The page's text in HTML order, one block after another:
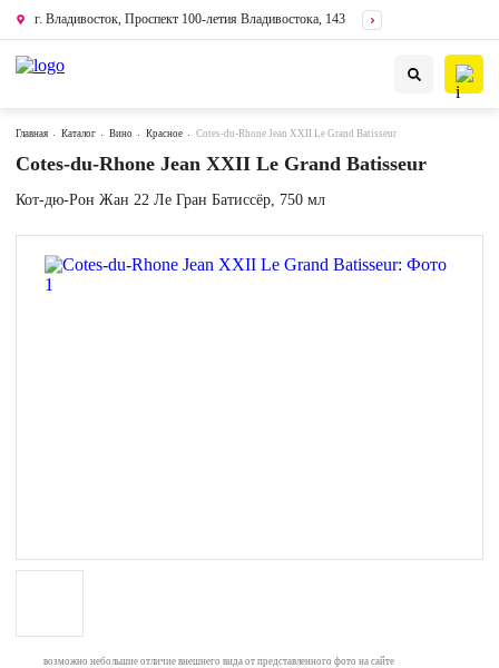
г. Владивосток, Проспект 100-летия Владивостока, 143
Главная Каталог Вино Красное Cotes-du-Rhone Jean XXII Le Grand Batisseur
Cotes-du-Rhone Jean XXII Le Grand Batisseur
Кот-дю-Рон Жан 22 Ле Гран Батиссёр, 750 мл
возможно небольшие отличие внешнего вида от представленного фото на сайте